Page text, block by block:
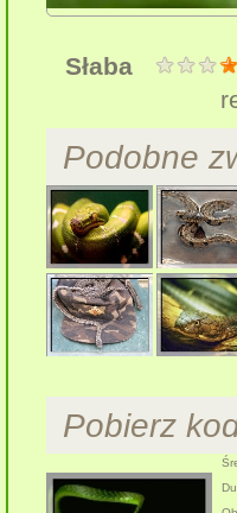
Słaba
Podobne
Pobierz